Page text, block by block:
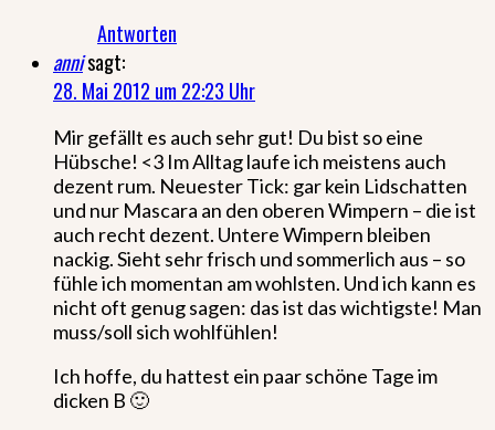
Antworten
annisagt:
28. Mai 2012 um 22:23 Uhr
Mir gefällt es auch sehr gut! Du bist so eine
Hübsche! <3 Im Alltag laufe ich meistens auch
dezent rum. Neuester Tick: gar kein Lidschatten
und nur Mascara an den oberen Wimpern – die ist
auch recht dezent. Untere Wimpern bleiben
nackig. Sieht sehr frisch und sommerlich aus – so
fühle ich momentan am wohlsten. Und ich kann es
nicht oft genug sagen: das ist das wichtigste! Man
muss/soll sich wohlfühlen!
Ich hoffe, du hattest ein paar schöne Tage im
dicken B 🙂